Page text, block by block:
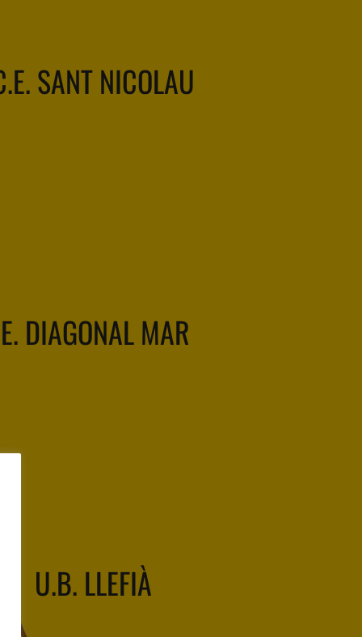
SANT NICOLAU
DIAGONAL MAR
U.B. LLEFIÀ